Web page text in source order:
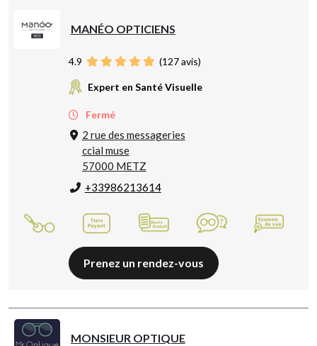
MANÉO OPTICIENS
4.9 (127avis)
Expert en Santé Visuelle
Fermé
2 rue des messageries
ccial muse
57000 METZ
+33986213614
Prenez un rendez-vous
MONSIEUR OPTIQUE